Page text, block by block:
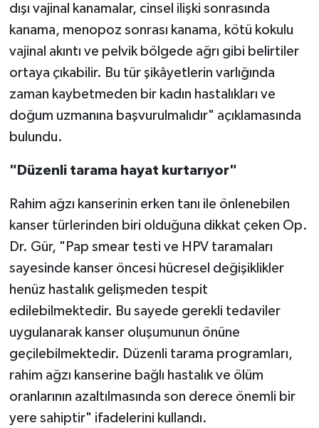
dışı vajinal kanamalar, cinsel ilişki sonrasında
kanama, menopoz sonrası kanama, kötü kokulu
vajinal akıntı ve pelvik bölgede ağrı gibi belirtiler
ortaya çıkabilir. Bu tür şikâyetlerin varlığında
zaman kaybetmeden bir kadın hastalıkları ve
doğum uzmanına başvurulmalıdır" açıklamasında
bulundu.
"Düzenli tarama hayat kurtarıyor"
Rahim ağzı kanserinin erken tanı ile önlenebilen
kanser türlerinden biri olduğuna dikkat çeken Op.
Dr. Gür, "Pap smear testi ve HPV taramaları
sayesinde kanser öncesi hücresel değişiklikler
henüz hastalık gelişmeden tespit
edilebilmektedir. Bu sayede gerekli tedaviler
uygulanarak kanser oluşumunun önüne
geçilebilmektedir. Düzenli tarama programları,
rahim ağzı kanserine bağlı hastalık ve ölüm
oranlarının azaltılmasında son derece önemli bir
yere sahiptir" ifadelerini kullandı.